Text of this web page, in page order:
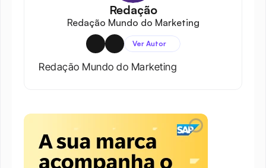
Redação
Redação Mundo do Marketing
Ver Autor
Redação Mundo do Marketing